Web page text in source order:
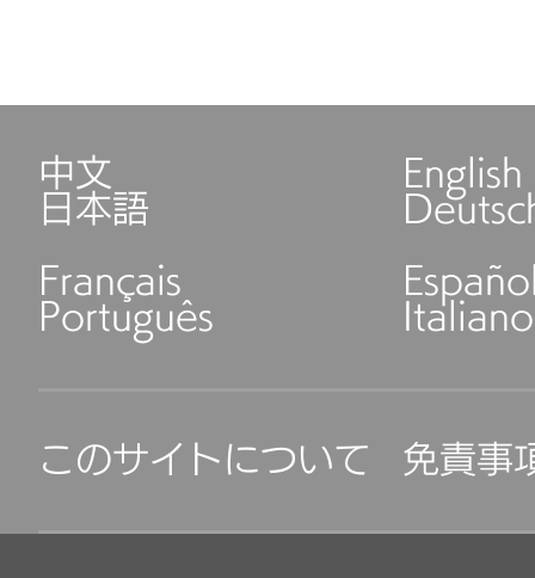
中文 English
日本語
Français
Português Italiano
このサイトについて 免責事